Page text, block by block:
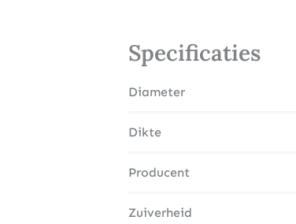
Specificaties
Diameter
Dikte
Producent
Zuiverheid